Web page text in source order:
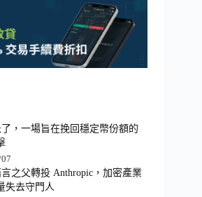
，一場旨在挽回穩定幣份額的
之父轉投 Anthropic，加密產業
失去守門人